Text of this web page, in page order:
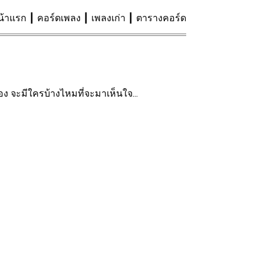
าแรก คอร์ดเพลง เพลงเก่า ตารางคอร์ด
จะมีใครบ้างไหมที่จะมาเห็นใจ...